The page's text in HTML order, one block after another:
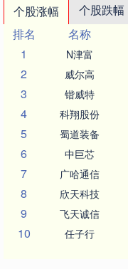
个股涨幅 个股跌幅
排名
名称
1
N津富
2 威尔高
3 锴威特
4 科翔股份
5 蜀道装备
6 中巨芯
7 广哈通信
8 欣天科技
9 飞天诚信
10 任子行